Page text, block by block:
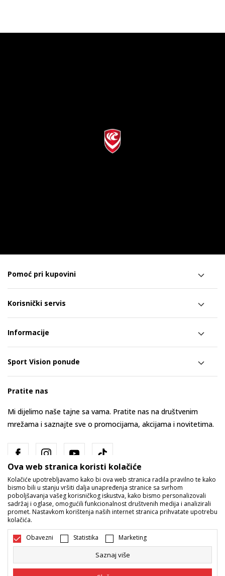
Pomoć pri kupovini
Korisnički servis
Informacije
Sport Vision ponude
Pratite nas
Mi dijelimo naše tajne sa vama. Pratite nas na društvenim
mrežama i saznajte sve o promocijama, akcijama i novitetima.
Bosna i Hercegovina Promijenite
Ova web stranica koristi kolačiće
Kolačiće upotrebljavamo kako bi ova web stranica radila pravilno te kako
bismo bili u stanju vršiti dalja unapređenja stranice sa svrhom
poboljšavanja vašeg korisničkog iskustva, kako bismo personalizovali
sadržaj i oglase, omogućili funkcionalnost društvenih medija i analizirali
promet. Nastavkom korištenja naših internet stranica prihvatate upotrebu
kolačića.
Obavezni Statistika Marketing
Saznaj više